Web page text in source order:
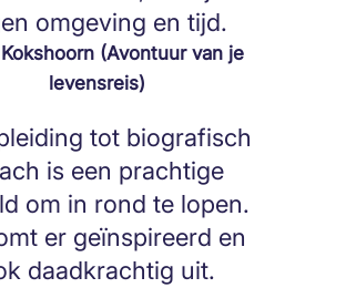
omgeving en tijd.
(Avontuur van je
levensreis)
tot biografisch
is een prachtige
om in rond te lopen.
er geïnspireerd en
daadkrachtig uit.